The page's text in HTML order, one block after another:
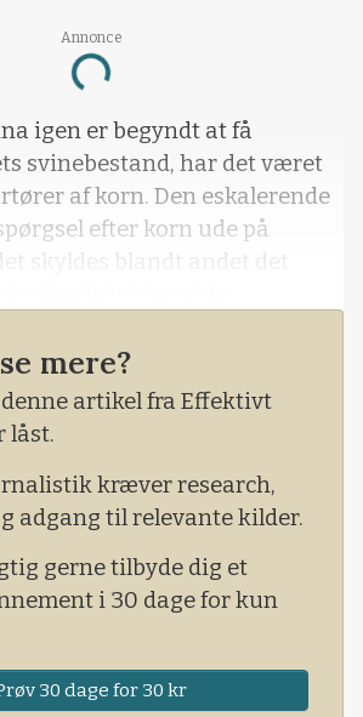
Annonce
Loading...
igen er begyndt at få
svinebestand, har det været
af korn. Den eskalerende
efter korn ude på
skyldes blandt andet det
mere?
artikel fra Effektivt
låst.
kræver research,
adgang til relevante kilder.
gerne tilbyde dig et
i 30 dage for kun
30 dage for 30 kr